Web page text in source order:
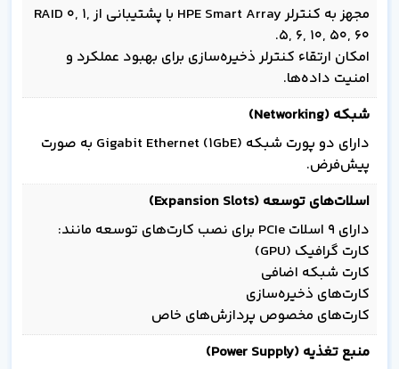
مجهز به کنترلر HPE Smart Array با پشتیبانی از RAID 0, 1,
5, 6, 10, 50, 60.
امکان ارتقاء کنترلر ذخیره‌سازی برای بهبود عملکرد و
امنیت داده‌ها.
شبکه (Networking)
دارای دو پورت شبکه Gigabit Ethernet (1GbE) به صورت
پیش‌فرض.
اسلات‌های توسعه (Expansion Slots)
دارای 9 اسلات PCIe برای نصب کارت‌های توسعه مانند:
کارت گرافیک (GPU)
کارت شبکه اضافی
کارت‌های ذخیره‌سازی
کارت‌های مخصوص پردازش‌های خاص
منبع تغذیه (Power Supply)